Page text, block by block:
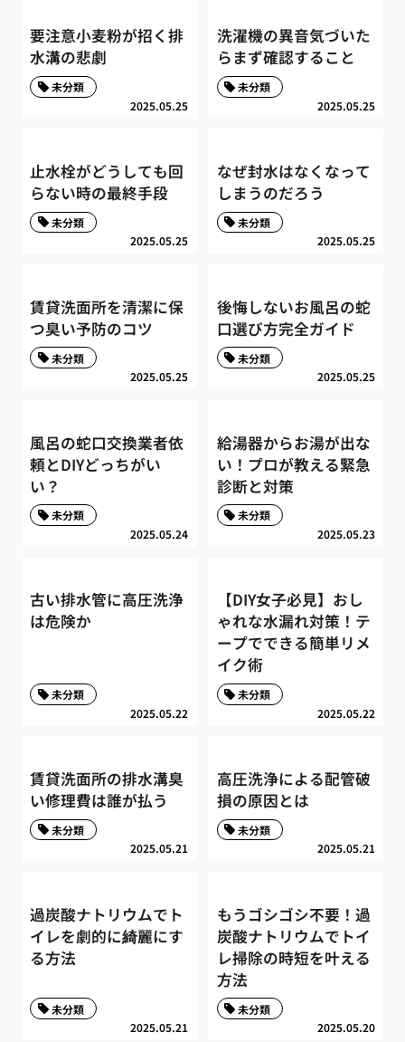
要注意小麦粉が招く排
水溝の悲劇
2025.05.25
未分類
洗濯機の異音気づいた
らまず確認すること
2025.05.25
未分類
止水栓がどうしても回
らない時の最終手段
2025.05.25
未分類
なぜ封水はなくなって
しまうのだろう
2025.05.25
未分類
賃貸洗面所を清潔に保
つ臭い予防のコツ
2025.05.25
未分類
後悔しないお風呂の蛇
口選び方完全ガイド
2025.05.25
未分類
風呂の蛇口交換業者依
頼とDIYどっちがい
い？
2025.05.24
未分類
給湯器からお湯が出な
い！プロが教える緊急
診断と対策
2025.05.23
未分類
古い排水管に高圧洗浄
は危険か
2025.05.22
未分類
【DIY女子必見】おし
ゃれな水漏れ対策！テ
ープでできる簡単リメ
イク術
2025.05.22
未分類
賃貸洗面所の排水溝臭
い修理費は誰が払う
2025.05.21
未分類
高圧洗浄による配管破
損の原因とは
2025.05.21
未分類
過炭酸ナトリウムでト
イレを劇的に綺麗にす
る方法
2025.05.21
未分類
もうゴシゴシ不要！過
炭酸ナトリウムでトイ
レ掃除の時短を叶える
方法
2025.05.20
未分類